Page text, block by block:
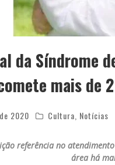
da Síndrome
mais de
2020 Cultura Notícias
referência no
área há